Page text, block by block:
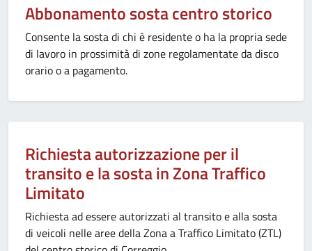
Abbonamento sosta centro storico
Consente la sosta di chi è residente o ha la propria sede
di lavoro in prossimità di zone regolamentate da disco
orario o a pagamento.
Richiesta autorizzazione per il
transito e la sosta in Zona Traffico
Limitato
Richiesta ad essere autorizzati al transito e alla sosta
di veicoli nelle aree della Zona a Traffico Limitato (ZTL)